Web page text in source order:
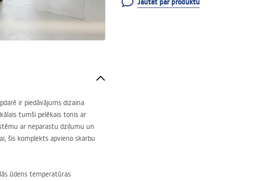
Jautāt par produktu
ir piedāvājums dizaina
tumši pelēkais tonis ar
ar neparastu dziļumu un
šis komplekts apvieno skarbu
ūdens temperatūras